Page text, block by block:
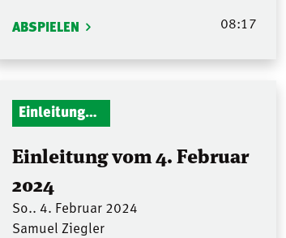
ABSPIELEN 08:17
Einleitungen Gottesdienst
Einleitung vom 4. Februar
2024
So.. 4. Februar 2024
Samuel Ziegler